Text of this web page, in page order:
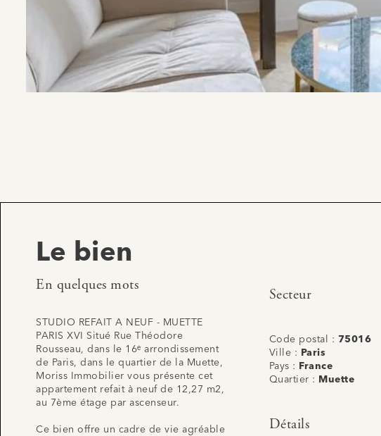
Le bien
En quelques mots
STUDIO REFAIT A NEUF - MUETTE
PARIS XVI Situé Rue Théodore
Rousseau, dans le 16ᵉ arrondissement
de Paris, dans le quartier de la Muette,
Moriss Immobilier vous présente cet
appartement refait à neuf de 12,27 m2,
au 7ème étage par ascenseur.
Ce bien offre un cadre de vie agréable
Secteur
Code postal : 75016
Ville :
Paris
Pays :
France
Quartier :
Muette
Détails